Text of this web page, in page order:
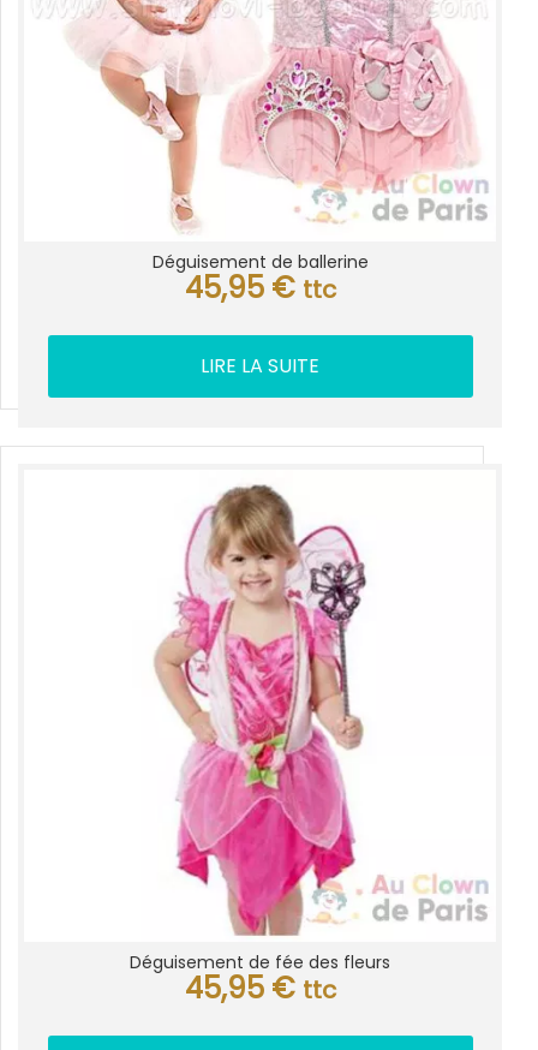
Déguisement de ballerine
45,95 € ttc
LIRE LA SUITE
Déguisement de fée des fleurs
45,95 € ttc